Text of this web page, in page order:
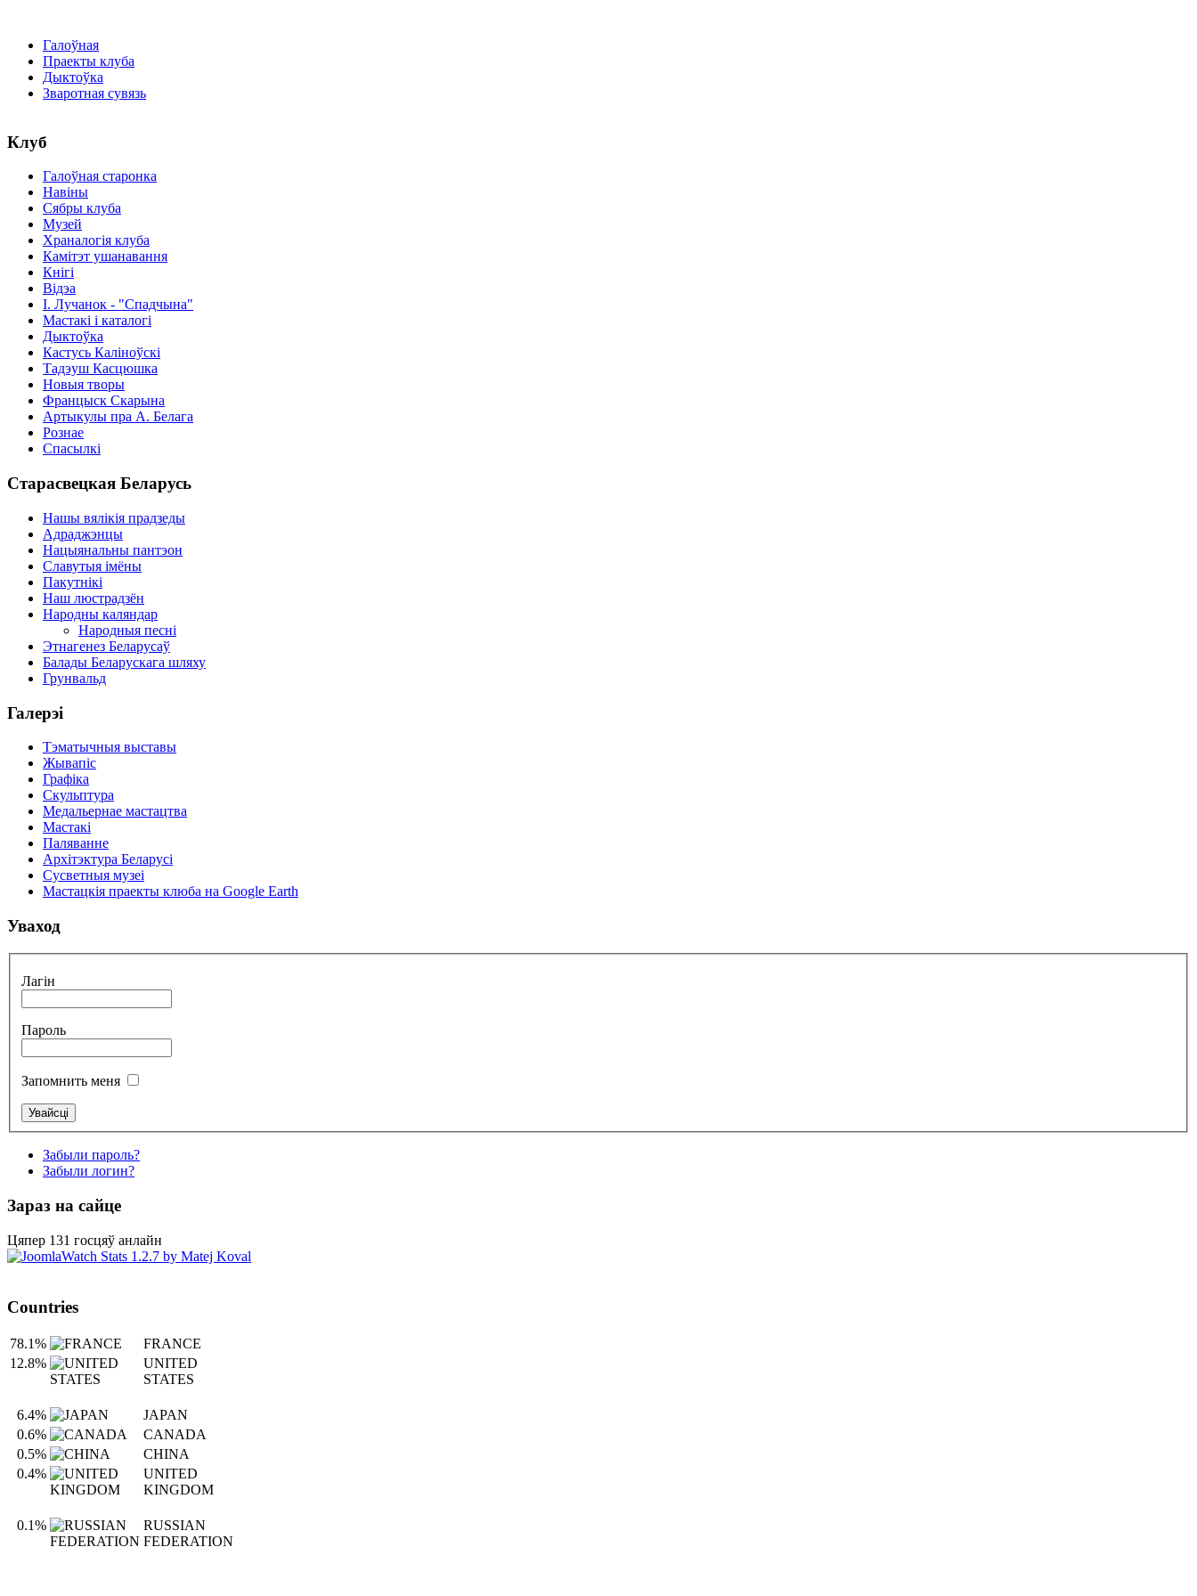
Галоўная
Праекты клуба
Дыктоўка
Зваротная сувязь
Клуб
Галоўная старонка
Навіны
Сябры клуба
Музей
Храналогія клуба
Камітэт ушанавання
Кнігі
Відэа
І. Лучанок - "Спадчына"
Мастакі i каталогi
Дыктоўка
Кастусь Каліноўскі
Тадэуш Касцюшка
Новыя творы
Францыск Скарына
Артыкулы пра А. Белага
Рознае
Спасылкі
Старасвецкая Беларусь
Нашы вялікія прадзеды
Адраджэнцы
Нацыянальны пантэон
Славутыя імёны
Пакутнікі
Наш люстрадзён
Народны каляндар
Народныя песні
Этнагенез Беларусаў
Балады Беларускага шляху
Грунвальд
Галерэі
Тэматычныя выставы
Жывапіс
Графіка
Скульптура
Медальернае мастацтва
Мастакі
Паляванне
Архітэктура Беларусі
Сусветныя музеі
Мастацкія праекты клюба на Google Earth
Уваход
Лагін
Пароль
Запомнить меня
Забыли пароль?
Забыли логин?
Зараз на сайце
Цяпер 131 госцяў анлайн
Countries
78.1%
FRANCE
12.8%
UNITED
STATES
6.4%
JAPAN
0.6%
CANADA
0.5%
CHINA
0.4%
UNITED
KINGDOM
0.1%
RUSSIAN
FEDERATION